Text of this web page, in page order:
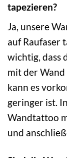
tapezieren?
Ja, unsere
auf Raufaser
wichtig, dass
mit der
kann es
geringer ist.
Wandtattoo
und